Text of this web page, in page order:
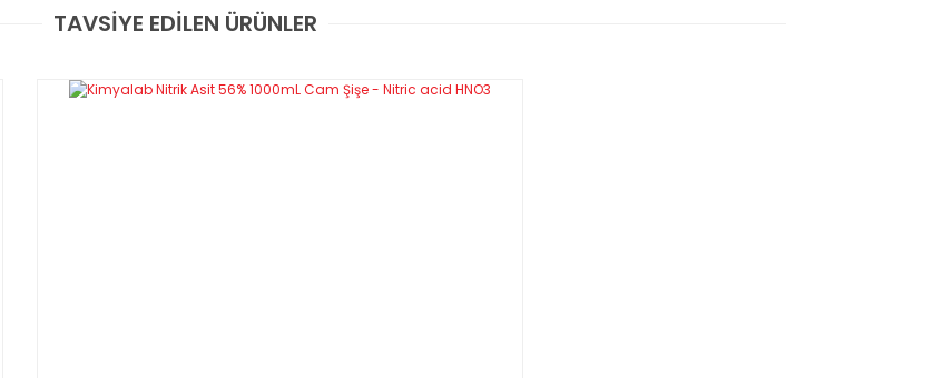
Bu ürüne ilk yorumu siz yapın!
Yorum Yaz
TAVSİYE EDİLEN ÜRÜNLER